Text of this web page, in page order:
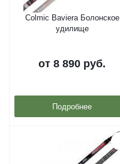
Colmic Baviera Болонское
удилище
от 8 890 руб.
Подробнее